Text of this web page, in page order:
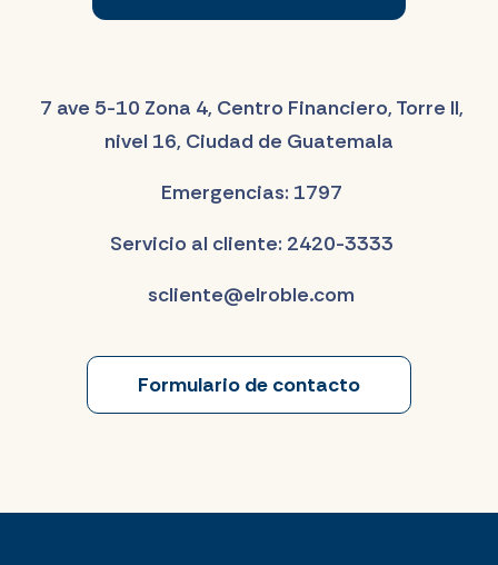
7 ave 5-10 Zona 4, Centro Financiero, Torre II,
nivel 16, Ciudad de Guatemala
Emergencias: 1797
Servicio al cliente: 2420-3333
scliente@elroble.com
Formulario de contacto